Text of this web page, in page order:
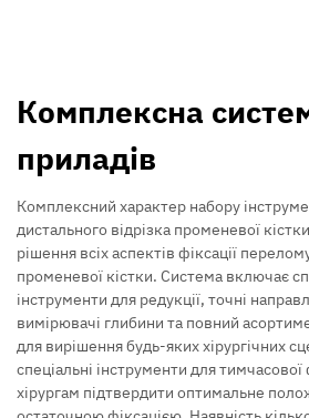
Комплексна
приладів
Комплексний характер набору
дистального відрізка променевої
рішення всіх аспектів фіксації
променевої кістки. Система включає
інструменти для редукції, точні
вимірювачі глибини та повний
для вирішення будь-яких хірургічних
спеціальні інструменти для
хірургам підтвердити оптимальне